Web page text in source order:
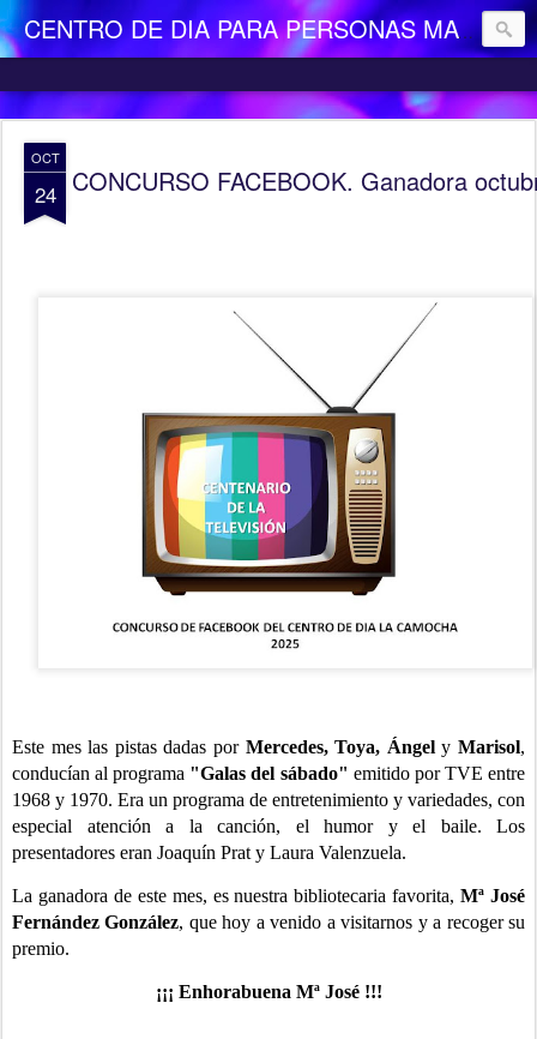
CENTRO DE DIA PARA PERSONAS MAYORES DEPENDIENTES "LA CAMOCHA"
OCT
24 CONCURSO FACEBOOK. Ganadora
Este mes las pistas dadas por Mercedes, Toya, ÁngelyMarisol,
conducían al programa "Galas del sábado" emitido por TVE entre
1968 y 1970. Era un programa de entretenimiento y variedades, con
especial atención a la canción, el humor y el baile. Los
presentadores eran Joaquín Prat y Laura Valenzuela.
La ganadora de este mes, es nuestra bibliotecaria favorita,Mª José
Fernández González, que hoy a venido a visitarnos y a recoger su
premio.
¡¡¡ Enhorabuena Mª José !!!